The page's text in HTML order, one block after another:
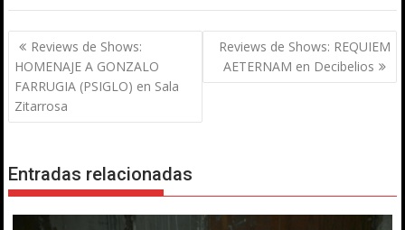
Navegación
de
entradas
Reviews de Shows:
HOMENAJE A GONZALO
FARRUGIA (PSIGLO) en Sala
Zitarrosa
Reviews de Shows: REQUIEM
AETERNAM en Decibelios
Entradas relacionadas